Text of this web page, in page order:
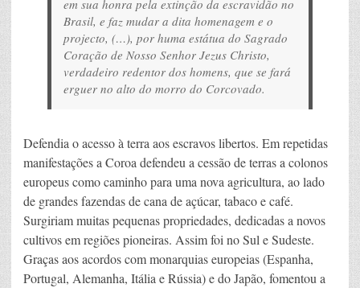
em sua honra pela extinção da escravidão no
Brasil, e faz mudar a dita homenagem e o
projecto, (…), por huma estátua do Sagrado
Coração de Nosso Senhor Jezus Christo,
verdadeiro redentor dos homens, que se fará
erguer no alto do morro do Corcovado.
Defendia o acesso à terra aos escravos libertos. Em repetidas
manifestações a Coroa defendeu a cessão de terras a colonos
europeus como caminho para uma nova agricultura, ao lado
de grandes fazendas de cana de açúcar, tabaco e café.
Surgiriam muitas pequenas propriedades, dedicadas a novos
cultivos em regiões pioneiras. Assim foi no Sul e Sudeste.
Graças aos acordos com monarquias europeias (Espanha,
Portugal, Alemanha, Itália e Rússia) e do Japão, fomentou a